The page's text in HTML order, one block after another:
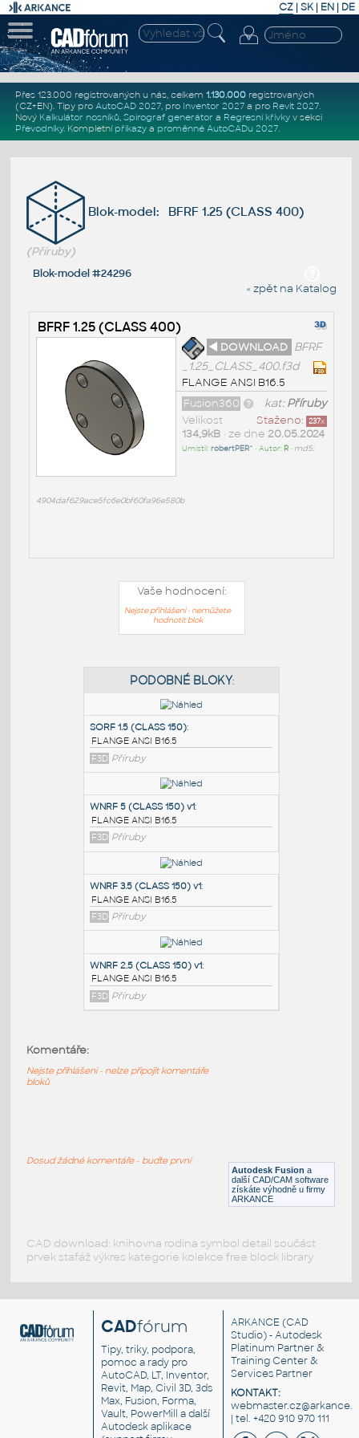
CZ | SK| EN | DE
Přes 123.000 registrovaných u nás, celkem 1.130.000registrovaných
(CZ+EN). Tipy pro AutoCAD 2027, pro Inventor 2027a pro Revit 2027.
Nový Kalkulátor nosníků, Spirograf generátor a Regresní křivkyv sekci
Převodníky. Kompletní příkazya proměnné AutoCADu 2027.
Blok-model: BFRF 1.25 (CLASS 400)
(Příruby)
Blok-model #24296
« zpět na Katalog
BFRF 1.25 (CLASS 400)
◄ DOWNLOAD BFRF
_1.25_CLASS_400.f3d
FLANGE ANSI B16.5
kat:Příruby
Fusion360
Staženo: 237x
Velikost
134,9kB• ze dne 20.05.2024
Umístil:robertPER^ • Autor: R• md5:
4904daf629ace5fc6e0bf60fa96e580b
Vaše hodnocení:
Nejste přihlášeni - nemůžete
hodnotit blok
PODOBNÉ BLOKY
SORF 1.5 (CLASS 150):
FLANGE ANSI B16.5
F3D Příruby
WNRF 5 (CLASS 150) v1
FLANGE ANSI B16.5
F3D Příruby
Příruby
Autodesk Fusion a
další CAD/CAM software
získáte výhodně u firmy
ARKANCE
Komentáře:
Nejste přihlášeni - nelze připojit komentáře
bloků
Dosud žádné komentáře - buďte první
CAD download: knihovna rodina symbol detail součást
prvek stafáž výkres kategorie kolekce free block library
CADfórum
Tipy, triky, podpora,
pomoc a rady pro
AutoCAD, LT, Inventor,
Revit, Map, Civil 3D, 3ds
Max, Fusion, Forma,
Vault, PowerMill a další
Autodesk aplikace
ARKANCE (CAD
Studio) - Autodesk
Platinum Partner &
Training Center &
Services Partner
KONTAKT:
| tel. +420 910 970 111